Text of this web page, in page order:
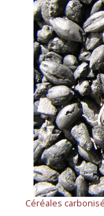
Céréales